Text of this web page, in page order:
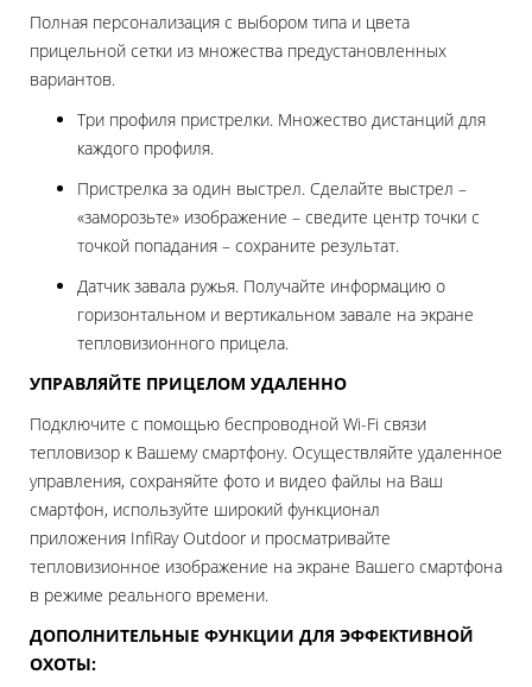
Полная персонализация с выбором типа и цвета
прицельной сетки из множества предустановленных
вариантов.
Три профиля пристрелки. Множество дистанций для
каждого профиля.
Пристрелка за один выстрел. Сделайте выстрел –
«заморозьте» изображение – сведите центр точки с
точкой попадания – сохраните результат.
Датчик завала ружья. Получайте информацию о
горизонтальном и вертикальном завале на экране
тепловизионного прицела.
УПРАВЛЯЙТЕ ПРИЦЕЛОМ УДАЛЕННО
Подключите с помощью беспроводной Wi-Fi связи
тепловизор к Вашему смартфону. Осуществляйте удаленное
управления, сохраняйте фото и видео файлы на Ваш
смартфон, используйте широкий функционал
приложения InfiRay Outdoor и просматривайте
тепловизионное изображение на экране Вашего смартфона
в режиме реального времени.
ДОПОЛНИТЕЛЬНЫЕ ФУНКЦИИ ДЛЯ ЭФФЕКТИВНОЙ
ОХОТЫ: